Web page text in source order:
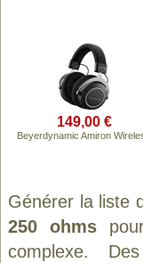
149,00 €
Beyerdynamic Amiron
Générer la liste
250 ohmspour
complexe.